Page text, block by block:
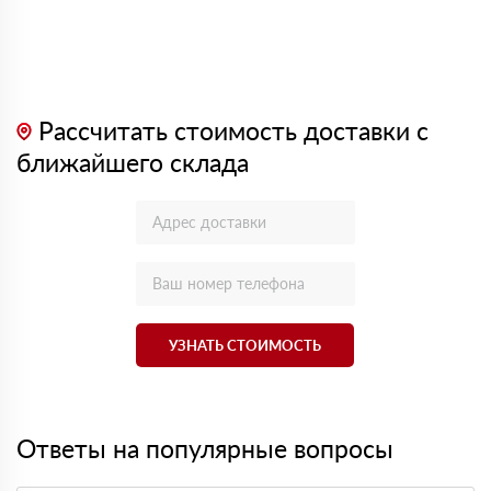
Рассчитать стоимость доставки с
ближайшего склада
УЗНАТЬ СТОИМОСТЬ
Ответы на популярные вопросы